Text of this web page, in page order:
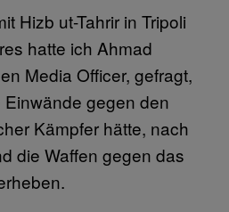
Hizb ut-Tahrir in Tripoli
hatte ich Ahmad
Media Officer, gefragt,
gegen den
Kämpfer hätte, nach
die Waffen gegen das